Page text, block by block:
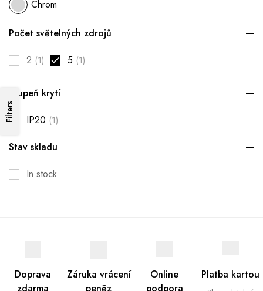
Chrom
Počet světelných zdrojů
2 (1) 5 (1)
Stupeň krytí
IP20 (1)
Stav skladu
In stock
Filters
Doprava
Záruka vrácení
Online
Platba kartou